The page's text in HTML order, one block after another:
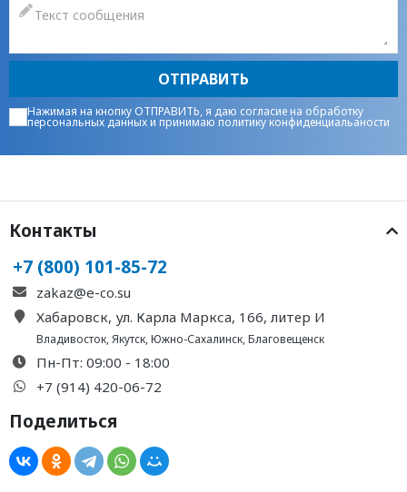
ОТПРАВИТЬ
Нажимая на кнопку ОТПРАВИТЬ, я даю согласие на обработку
персональных данныхи принимаюполитику конфиденциальаности
Контакты
+7 (800) 101-85-72
zakaz@e-co.su
Хабаровск, ул. Карла Маркса, 166, литер И
Владивосток,Якутск,Южно-Сахалинск,Благовещенск
Пн-Пт: 09:00 - 18:00
+7 (914) 420-06-72
Поделиться